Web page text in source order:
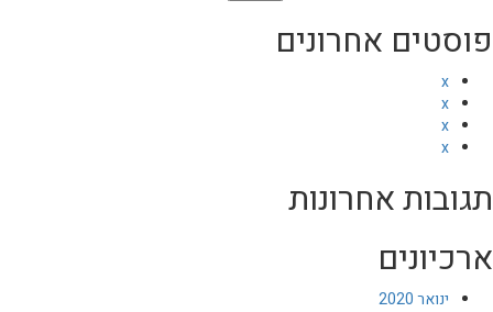
פוסטים אחרונים
x
x
x
x
תגובות אחרונות
ארכיונים
ינואר 2020